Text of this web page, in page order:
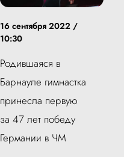
16 сентября 2022 /
10:30
Родившаяся в
Барнауле гимнастка
принесла первую
за 47 лет победу
Германии в ЧМ